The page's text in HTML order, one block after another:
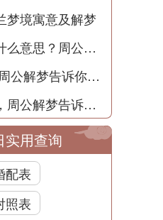
梦境寓意及解梦
梦到公鸡啄鱼什么意思？周公解梦用中文告诉你
梦到白骨缠身 周公解梦告诉你其含义
梦到老板恨我，周公解梦告诉你真相
实用查询
配表
照表